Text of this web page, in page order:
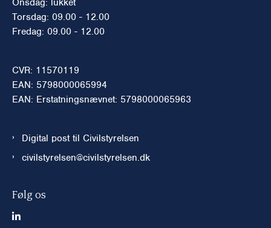
Torsdag: 09.00 - 12.00
Fredag: 09.00 - 12.00
CVR: 11570119
EAN: 5798000065994
EAN: Erstatningsnævnet: 5798000065963
Digital post til Civilstyrelsen
civilstyrelsen@civilstyrelsen.dk
Følg os